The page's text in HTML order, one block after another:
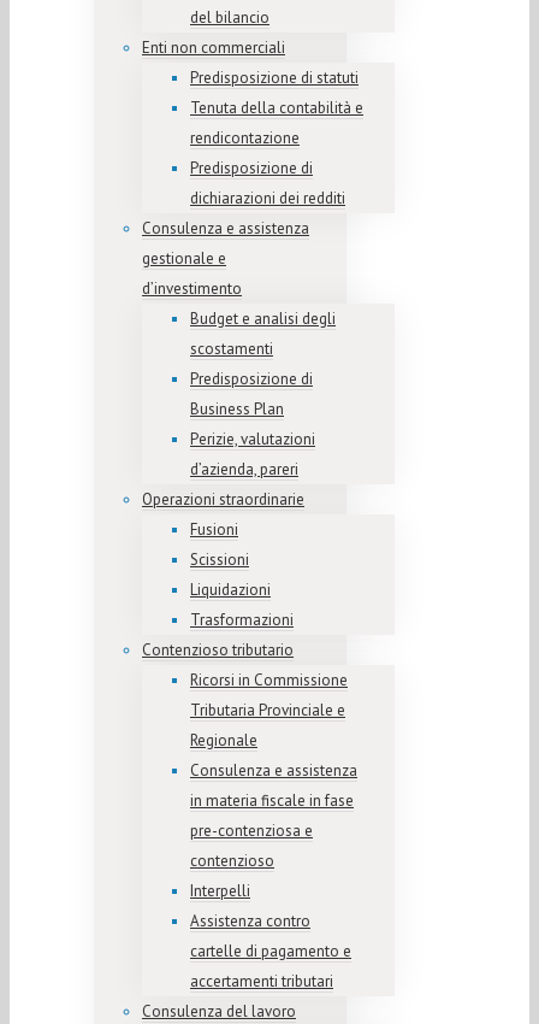
del bilancio
Enti non commerciali
Predisposizione di statuti
Tenuta della contabilità e
rendicontazione
Predisposizione di
dichiarazioni dei redditi
Consulenza e assistenza
gestionale e
d’investimento
Budget e analisi degli
scostamenti
Predisposizione di
Business Plan
Perizie, valutazioni
d’azienda, pareri
Operazioni straordinarie
Fusioni
Scissioni
Liquidazioni
Trasformazioni
Contenzioso tributario
Ricorsi in Commissione
Tributaria Provinciale e
Regionale
Consulenza e assistenza
in materia fiscale in fase
pre-contenziosa e
contenzioso
Interpelli
Assistenza contro
cartelle di pagamento e
accertamenti tributari
Consulenza del lavoro